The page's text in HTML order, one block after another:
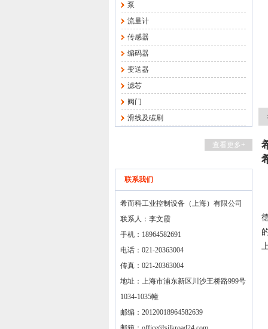
泵
流量计
传感器
编码器
变送器
滤芯
阀门
滑线及碳刷
查看更多+
联系我们
希而科工业控制设备（上海）有限公司
联系人：李文霞
手机：18964582691
电话：021-20363004
传真：021-20363004
地址：上海市浦东新区川沙王桥路999号
1034-1035幢
邮编：20120018964582639